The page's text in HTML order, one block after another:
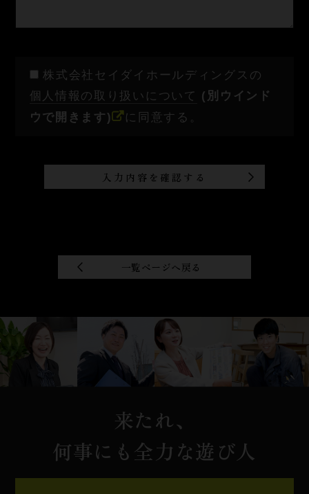
株式会社セイダイホールディングスの
個人情報の取り扱いについて
(別ウインド
ウで開きます)
に同意する。
一覧ページへ戻る
来たれ、
何事にも全力な遊び人